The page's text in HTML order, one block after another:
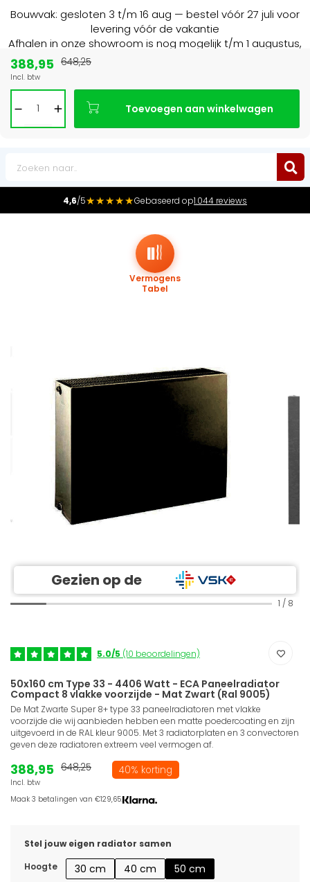
Bouwvak: gesloten 3 t/m 16 aug — bestel vóór 27 juli voor
levering vóór de vakantie
Afhalen in onze showroom is nog mogelijk t/m 1 augustus,
4,6/5★★★★★Gebaseerd op1.044 reviews
Gezien op de
Vermogens
Tabel
1 / 8
5.0/5 (10 beoordelingen)
50x160 cm Type 33 - 4406 Watt - ECA Paneelradiator
Compact 8 vlakke voorzijde - Mat Zwart (Ral 9005)
De Mat Zwarte Super 8+ type 33 paneelradiatoren met vlakke
voorzijde die wij aanbieden hebben een matte poedercoating en zijn
uitgevoerd in de RAL kleur 9005. Met 3 radiatorplaten en 3 convectoren
geven deze radiatoren extreem veel vermogen af.
388,95
Incl. btw
648,25 40% korting
Maak 3 betalingen van €129,65.
Stel jouw eigen radiator samen
Hoogte
30 cm 40 cm 50 cm
388,95
Incl. btw
648,25
Toevoegen aan winkelwagen